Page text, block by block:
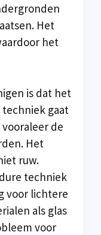
Het
het
is dat het
gaat
de
Het
ruw.
techniek
voor lichtere
als glas
voor